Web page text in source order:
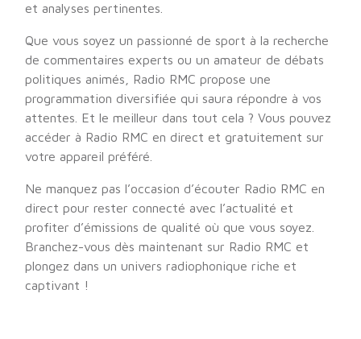
et analyses pertinentes.
Que vous soyez un passionné de sport à la recherche
de commentaires experts ou un amateur de débats
politiques animés, Radio RMC propose une
programmation diversifiée qui saura répondre à vos
attentes. Et le meilleur dans tout cela ? Vous pouvez
accéder à Radio RMC en direct et gratuitement sur
votre appareil préféré.
Ne manquez pas l’occasion d’écouter Radio RMC en
direct pour rester connecté avec l’actualité et
profiter d’émissions de qualité où que vous soyez.
Branchez-vous dès maintenant sur Radio RMC et
plongez dans un univers radiophonique riche et
captivant !